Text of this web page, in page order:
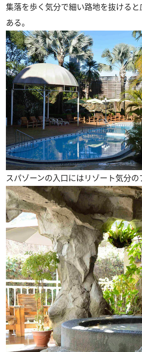
集落を歩く気分で細い路地を抜ける
ある。
スパゾーンの入口にはリゾート気分の